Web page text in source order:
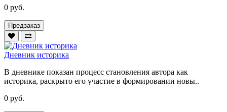
0 руб.
Предзаказ
Дневник историка
В дневнике показан процесс становления автора как
историка, раскрыто его участие в формировании новы..
0 руб.